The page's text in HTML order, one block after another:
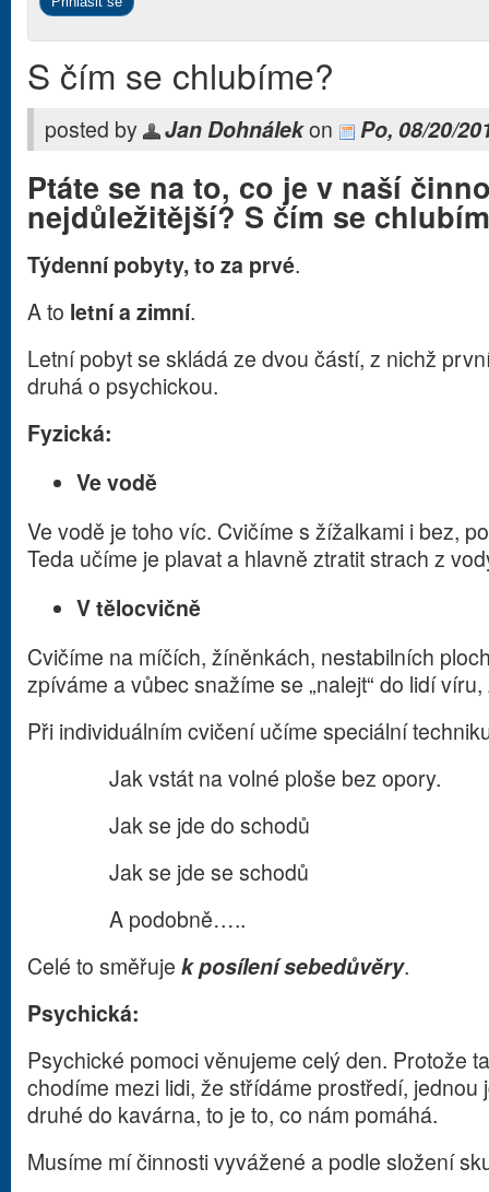
S čím se chlubíme?
posted by Jan Dohnálekon Po, 08/20/
Ptáte se na to, co je v naší
nejdůležitější? S čím se
Týdenní pobyty, to za prvé.
A to letní a zimní.
Letní pobyt se skládá ze dvou částí, z nichž
druhá o psychickou.
Fyzická:
Ve vodě
Ve vodě je toho víc. Cvičíme s žížalkami i bez,
Teda učíme je plavat a hlavně ztratit strach z
V tělocvičně
Cvičíme na míčích, žíněnkách, nestabilních
zpíváme a vůbec snažíme se „nalejt“ do lidí
Při individuálním cvičení učíme speciální
Jak vstát na volné ploše bez opory.
Jak se jde do schodů
Jak se jde se schodů
A podobně…..
Celé to směřuje k posílení sebedůvěry.
Psychická:
Psychické pomoci věnujeme celý den. Protože
chodíme mezi lidi, že střídáme prostředí, jednou
druhé do kavárna, to je to, co nám pomáhá.
Musíme mí činnosti vyvážené a podle složení